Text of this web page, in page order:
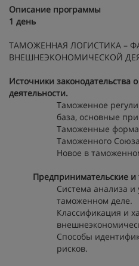
Описание программы
1 день
ТАМОЖЕННАЯ ЛОГИСТИКА –
ВНЕШНЕЭКОНОМИЧЕСКОЙ
Источники законодательства
деятельности.
Таможенное
база, основные
Таможенные
Таможенного
Новое в
Предпринимательские
Система анализа
таможенном деле.
Классификация и
Способы
рисков.